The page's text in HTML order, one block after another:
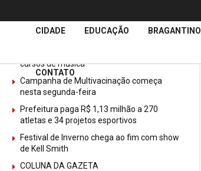
ÚltimasNotícias
cursos de música
Campanha de Multivacinação começa
nesta segunda-feira
Prefeitura paga R$ 1,13 milhão a 270
atletas e 34 projetos esportivos
Festival de Inverno chega ao fim com show
de Kell Smith
COLUNA DA GAZETA
CIDADE EDUCAÇÃO BRAGANTINO
CONTATO